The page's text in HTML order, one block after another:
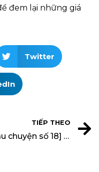
đem lại những giá
Twitter
TIẾP THEO
[Câu chuyện số 18] CÂU CHUYỆN KHÔNG GIAN ĐẸP – Anh Lê Công Hậu (Kiến trúc sư chủ trì Xưởng TK số 3)